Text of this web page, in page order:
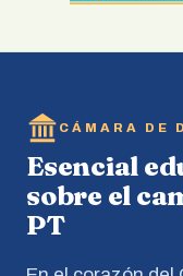
CÁMARA DE
Esencial
sobre el
PT